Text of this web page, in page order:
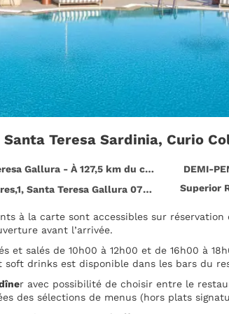
Santa Teresa Sardinia, Curio
Gallura - À 127,5 km du centre
DEMI-
Santa Teresa Gallura 07028
Superior
r avec possibilité de choisir entre le
des sélections de menus (hors plats
et salés de 10h00 à 12h00 et de 16h00 à
soft drinks est disponible dans les bars du
à la carte sont accessibles sur
avant l’arrivée.